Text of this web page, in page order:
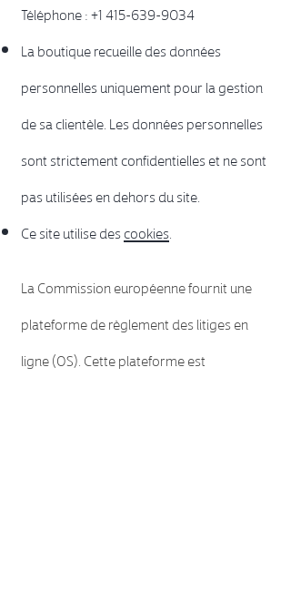
Téléphone : +1 415-639-9034
La boutique recueille des données
personnelles uniquement pour la gestion
de sa clientèle. Les données personnelles
sont strictement confidentielles et ne sont
pas utilisées en dehors du site.
Ce site utilise descookies.
La Commission européenne fournit une
plateforme de règlement des litiges en
ligne (OS). Cette plateforme est